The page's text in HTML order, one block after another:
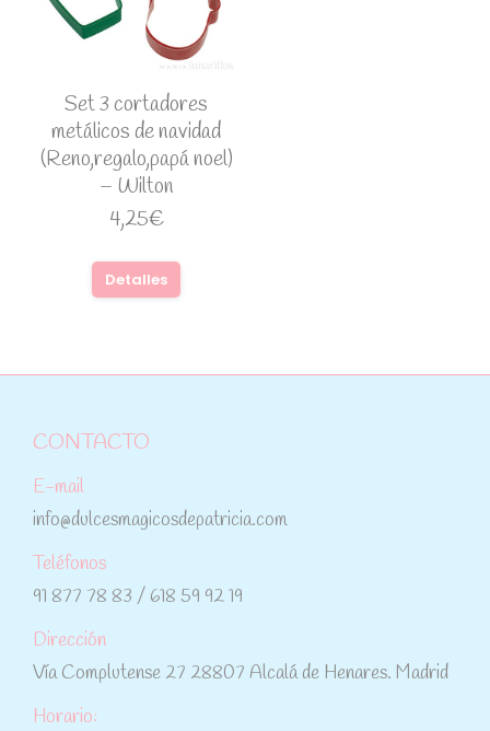
Set 3 cortadores
metálicos de navidad
(Reno,regalo,papá noel)
– Wilton
4,25€
Detalles
CONTACTO
E-mail
info@dulcesmagicosdepatricia.com
Teléfonos
91 877 78 83 / 618 59 92 19
Dirección
Vía Complutense 27 28807 Alcalá de Henares. Madrid
Horario: